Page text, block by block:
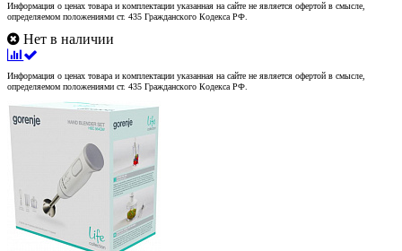
Информация о ценах товара и комплектации указанная на сайте не является офертой в смысле,
определяемом положениями ст. 435 Гражданского Кодекса РФ.
Нет в наличии
Информация о ценах товара и комплектации указанная на сайте не является офертой в смысле,
определяемом положениями ст. 435 Гражданского Кодекса РФ.